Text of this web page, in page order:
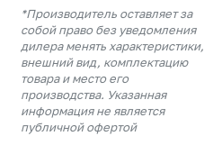
*Производитель оставляет за
собой право без уведомления
дилера менять характеристики,
внешний вид, комплектацию
товара и место его
производства. Указанная
информация не является
публичной офертой